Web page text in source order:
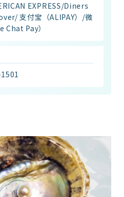
EXPRESS/Diners
支付宝（ALIPAY）/微
Chat Pay）